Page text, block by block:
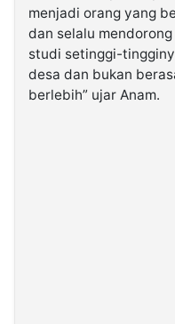
menjadi orang yang
dan selalu
studi setinggi-
desa dan bukan
berlebih” ujar Anam.